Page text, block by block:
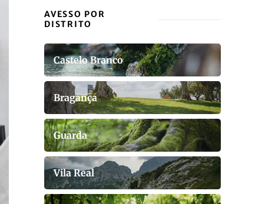
AVESSO POR
DISTRITO
Castelo Branco
Bragança
Guarda
Vila Real